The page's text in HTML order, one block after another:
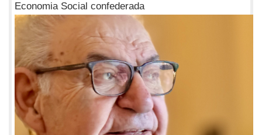
Economia Social confederada